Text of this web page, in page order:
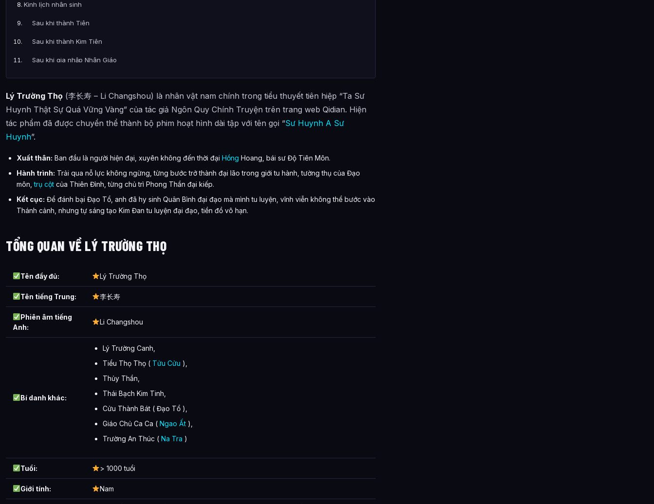
Kinh lịch nhân sinh
Sau khi thành Tiên
Sau khi thành Kim Tiên
Sau khi gia nhập Nhân Giáo
Trước thềm đại kiếp
Trong lúc đại kiếp
Sau đại kiếp
Ảnh về Lý Trường Thọ
Câu Hỏi Thường Gặp
Lý Trường Thọ là ai?
Cảnh giới tu luyện của Lý Trường Thọ như thế nào?
Các mối quan hệ quan trọng của Lý Trường Thọ là gì?
Lý Trường Thọ (李长寿 – Li Changshou) là nhân vật nam chính trong tiểu thuyết tiên hiệp “Ta Sư
Huynh Thật Sự Quá Vững Vàng” của tác giả Ngôn Quy Chính Truyện trên trang web Qidian. Hiện
tác phẩm đã được chuyển thể thành bộ phim hoạt hình dài tập với tên gọi “Sư Huynh A Sư
Huynh”.
Xuất thân: Ban đầu là người hiện đại, xuyên không đến thời đại Hồng Hoang, bái sư Độ Tiên Môn.
Hành trình: Trải qua nỗ lực không ngừng, từng bước trở thành đại lão trong giới tu hành, tường thụ của Đạo
môn,trụ cột của Thiên Đình, từng chủ trì Phong Thần đại kiếp.
Kết cục: Để đánh bại Đạo Tổ, anh đã hy sinh Quân Bình đại đạo mà mình tu luyện, vĩnh viễn không thể bước vào
Thánh cảnh, nhưng tự sáng tạo Kim Đan tu luyện đại đạo, tiền đồ vô hạn.
TỔNG QUAN VỀ LÝ TRƯỜNG THỌ
Tên đầy đủ: Lý Trường Thọ
Tên tiếng Trung: 李长寿
Phiên âm tiếng
Anh:
Li Changshou
Bí danh khác:
Lý Trường Canh,
Tiểu Thọ Thọ ( Tửu Cửu ),
Thủy Thần,
Thái Bạch Kim Tinh,
Cửu Thành Bát ( Đạo Tổ ),
Giáo Chủ Ca Ca ( Ngao Ất ),
Trường An Thúc ( Na Tra )
Tuổi: > 1000 tuổi
Giới tính: Nam